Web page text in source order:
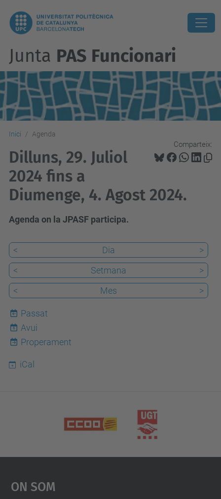
Junta PAS Funcionari
Inici Agenda
Comparteix:
Dilluns, 29. Juliol
2024 fins a
Diumenge, 4. Agost 2024.
Agenda on la JPASF participa.
< Dia
>
<
Setmana
>
<
Mes >
Passat
6
Avui
Properament
iCal
On Som